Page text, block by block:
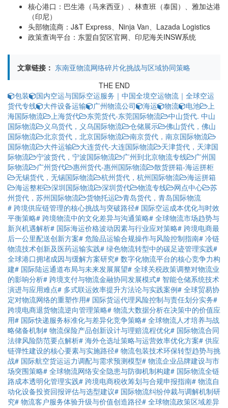
核心港口：巴生港（马来西亚）、林查班（泰国）、雅加达港
（印尼）
头部物流商：J&T Express、Ninja Van、Lazada Logistics
政策查询平台：东盟自贸区官网、印尼海关INSW系统
文章链接： 东南亚物流网络碎片化挑战与区域协同策略
THE END
包装
国内空运与国际空运服务｜中国全境空运物流｜全球空运
货代专线
大件设备运输 广州物流公司 海运 物流 电池
上
海国际物流
上海货代 东莞货代-东莞国际物流
中山货代. 中山
国际物流
义乌货代，义乌国际物流 仓储展示
佛山货代，佛山
国际物流
北京货代，北京国际物流
南京货代，南京国际物流
国际物流
大件运输 大连货代-大连国际物流
天津货代，天津国
际物流
宁波货代，宁波国际物流 广州到北京物流专线
广州国
际物流
广州货代 惠州货代-惠州国际物流
散货拼箱-海运拼柜
无锡货代，无锡国际物流
杭州货代，杭州国际物流
海运拼箱
海运整柜
深圳国际物流 深圳货代 物流专线 网点中心
苏
州货代，苏州国际物流
货物托运
青岛货代，青岛国际物流
# 跨境供应链管理的核心挑战与突破路径# 国际空运成本优化与时效
平衡策略# 跨境物流中的文化差异与沟通策略# 全球物流市场趋势与
新兴机遇解析# 国际海运价格波动因素与行业应对策略# 跨境电商最
后一公里配送创新方案# 危险品运输合规操作与风险控制指南# 冷链
物流技术创新及医药运输实践# 绿色物流转型中的碳足迹管理实践#
全球港口拥堵成因与缓解方案研究# 数字化物流平台的核心竞争力构
建# 国际陆运通道布局与未来发展展望# 全球关税政策调整对物流业
的影响分析# 跨境支付与物流金融协同发展模式# 智能仓储系统技术
演进与应用难点# 多式联运效率提升方法论与实践案例# 全球贸易协
定对物流网络的重塑作用# 国际货运代理风险控制与责任划分实务#
跨境电商退货物流逆向管理策略# 物流大数据分析在决策中的价值应
用# 国际快递服务标准化与差异化竞争策略# 全球物流人才培养与战
略储备机制# 物流保险产品创新设计与理赔流程优化# 国际物流合同
法律风险防范要点解析# 海外仓选址策略与运营效率优化方案# 供应
链弹性建设的核心要素与实施路径# 物流包装技术环保转型趋势与挑
战# 国际航空货运运力调配与需求预测模型# 物流企业品牌建设与市
场突围策略# 全球物流网络安全隐患与防御机制构建# 国际物流全链
路成本透明化管理实践# 跨境电商税收筹划与合规申报指南# 物流自
动化设备投资回报评估与选型建议# 国际物流纠纷仲裁与调解机制研
究# 物流客户服务体验升级与价值创造路径# 全球物流政策区域差异